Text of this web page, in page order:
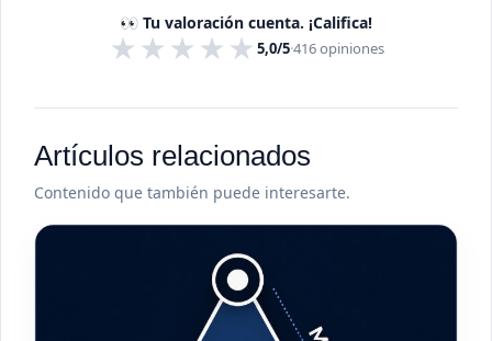
👀 Tu valoración cuenta. ¡Califica!
★
★
★
★
★ 5,0/5·416opiniones
Artículos relacionados
Contenido que también puede interesarte.